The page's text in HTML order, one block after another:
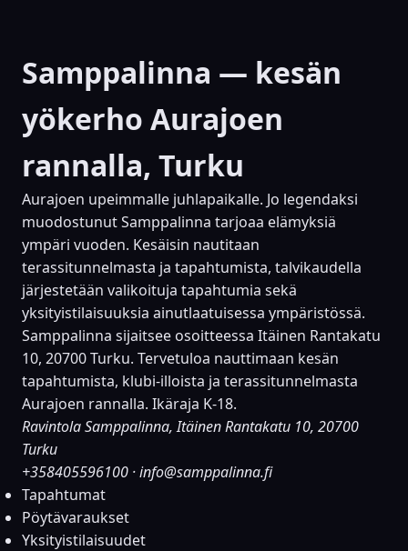
Samppalinna — kesän
yökerho Aurajoen
rannalla, Turku
Aurajoen upeimmalle juhlapaikalle. Jo legendaksi
muodostunut Samppalinna tarjoaa elämyksiä
ympäri vuoden. Kesäisin nautitaan
terassitunnelmasta ja tapahtumista, talvikaudella
järjestetään valikoituja tapahtumia sekä
yksityistilaisuuksia ainutlaatuisessa ympäristössä.
Samppalinna sijaitsee osoitteessa Itäinen Rantakatu
10, 20700 Turku. Tervetuloa nauttimaan kesän
tapahtumista, klubi-illoista ja terassitunnelmasta
Aurajoen rannalla. Ikäraja K-18.
Ravintola Samppalinna, Itäinen Rantakatu 10, 20700
Turku
+358405596100 ·info@samppalinna.fi
Tapahtumat
Pöytävaraukset
Yksityistilaisuudet